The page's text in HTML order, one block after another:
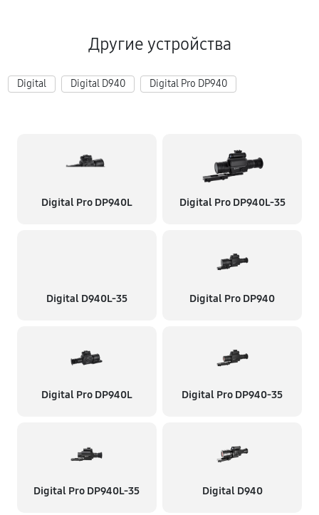
Другие устройства
Digital Digital D940 Digital Pro DP940
Digital Pro DP940L Digital Pro DP940L-35
Digital D940L-35 Digital Pro DP940
Digital Pro DP940L Digital Pro DP940-35
Digital Pro DP940L-35 Digital D940